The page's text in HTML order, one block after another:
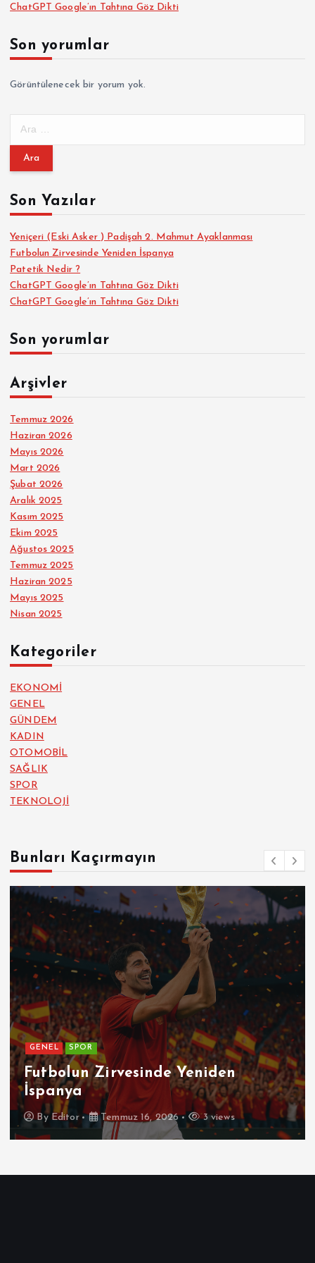
ChatGPT Google’ın Tahtına Göz Dikti
Son yorumlar
Görüntülenecek bir yorum yok.
m
:Son Yazılar
Yeniçeri (Eski Asker ) Padişah 2. Mahmut Ayaklanması
Futbolun Zirvesinde Yeniden İspanya
Patetik Nedir ?
ChatGPT Google’ın Tahtına Göz Dikti
ChatGPT Google’ın Tahtına Göz Dikti
Son yorumlar
Arşivler
Temmuz 2026
Haziran 2026
Mayıs 2026
Mart 2026
Şubat 2026
Aralık 2025
Kasım 2025
Ekim 2025
Ağustos 2025
Temmuz 2025
Haziran 2025
Mayıs 2025
Nisan 2025
Kategoriler
EKONOMİ
GENEL
GÜNDEM
KADIN
OTOMOBİL
SAĞLIK
SPOR
TEKNOLOJİ
Bunları Kaçırmayın
GENEL
Patetik Nedir ?
ByEditor Temmuz 7, 2026 5 views